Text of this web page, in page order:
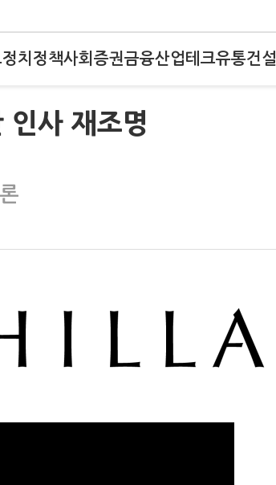
정치 정책사회 증권금융산업테크유통건설
사 재조명